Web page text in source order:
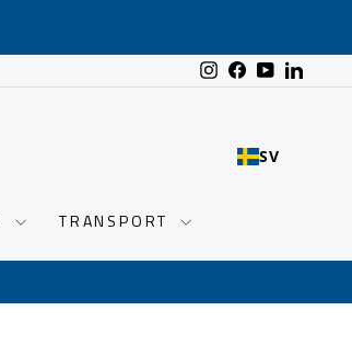
Instagram
Facebook
YouTube
SV
TRANSPORT